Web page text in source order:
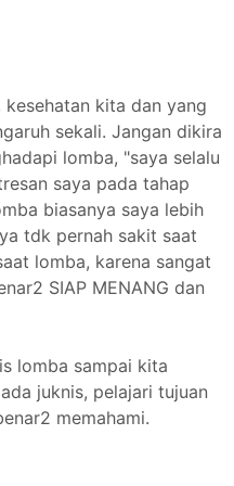
kita dan yang
sekali. Jangan dikira
lomba, "saya selalu
saya pada tahap
biasanya saya lebih
tdk pernah sakit saat
lomba, karena sangat
SIAP MENANG dan
lomba sampai kita
juknis, pelajari tujuan
memahami.